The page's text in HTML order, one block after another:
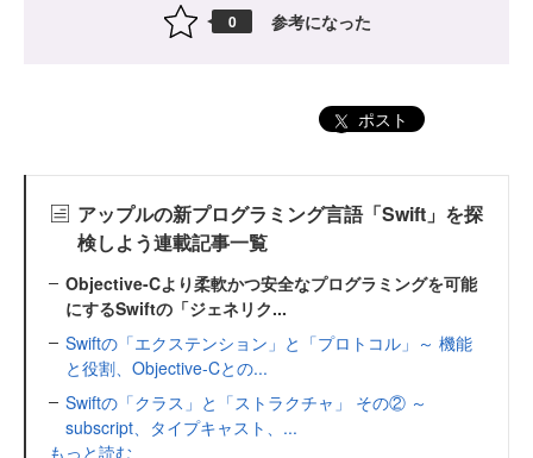
0 参考になった
ポスト
アップルの新プログラミング言語「Swift」を探
検しよう連載記事一覧
Objective-Cより柔軟かつ安全なプログラミングを可能
にするSwiftの「ジェネリク...
Swiftの「エクステンション」と「プロトコル」～ 機能
と役割、Objective-Cとの...
Swiftの「クラス」と「ストラクチャ」 その② ～
subscript、タイプキャスト、...
もっと読む